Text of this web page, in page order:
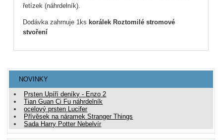
řetízek (náhrdelník).
Dodávka zahrnuje 1ks korálek Roztomilé stromové
stvoření
NOVINKY
Prsten Upíří deníky - Enzo 2
Tian Guan Ci Fu náhrdelník
ocelový prsten Lucifer
Přívěsek na náramek Stranger Things
Sada Harry Potter Nebelvír